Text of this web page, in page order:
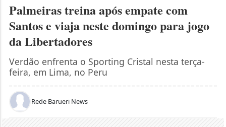
Palmeiras treina após empate com
Santos e viaja neste domingo para jogo
da Libertadores
Verdão enfrenta o Sporting Cristal nesta terça-
feira, em Lima, no Peru
Rede Barueri News